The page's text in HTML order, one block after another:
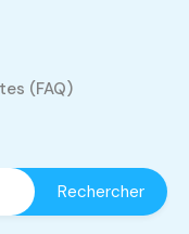
(FAQ)